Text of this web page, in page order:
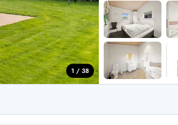
Ferienhäuser in
Ferienhäuser
Ferienhäuser
Ferienhäuser
1 / 38